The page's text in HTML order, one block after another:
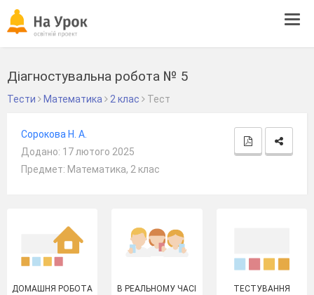
Діагностувальна робота № 5
Тести Математика 2 клас Тест
Сорокова Н. А.
Додано: 17 лютого 2025
Предмет: Математика, 2 клас
ДОМАШНЯ РОБОТА В РЕАЛЬНОМУ ЧАСІ ТЕСТУВАННЯ